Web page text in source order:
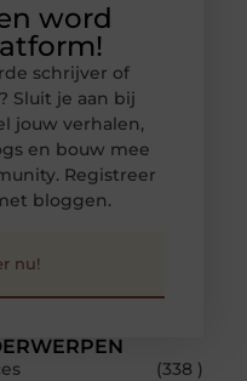
(338 )
word
schrijver of
Sluit je aan bij
jouw verhalen,
en bouw mee
Registreer
bloggen.
nu!